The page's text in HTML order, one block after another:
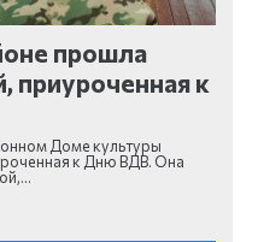
прошла
приуроченная к
Доме культуры
к Дню ВДВ. Она